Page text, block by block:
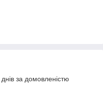
за домовленістю